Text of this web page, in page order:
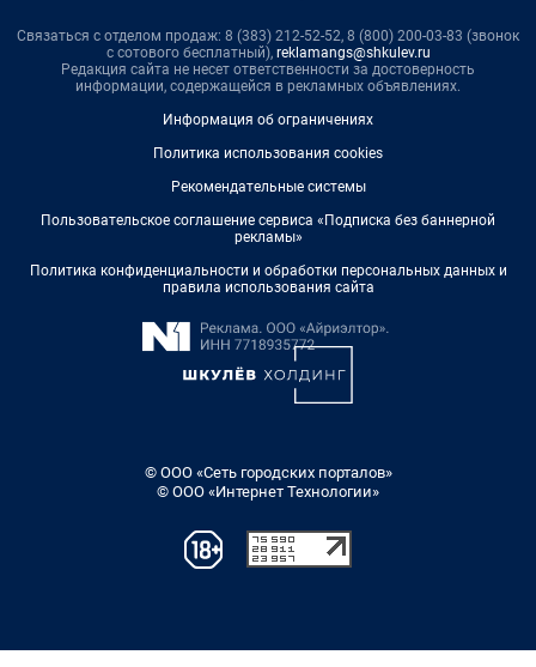
Связаться с отделом продаж: 8 (383) 212-52-52, 8 (800) 200-03-83 (звонок
с сотового бесплатный), reklamangs@shkulev.ru
Редакция сайта не несет ответственности за достоверность
информации, содержащейся в рекламных объявлениях.
Информация об ограничениях
Политика использования cookies
Рекомендательные системы
Пользовательское соглашение сервиса «Подписка без баннерной
рекламы»
Политика конфиденциальности и обработки персональных данных и
правила использования сайта
© ООО «Сеть городских порталов»
© ООО «Интернет Технологии»